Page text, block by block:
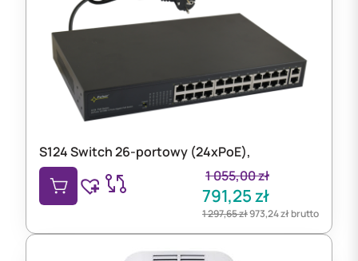
S124 Switch 26-portowy (24xPoE),
1 055,00zł
791,25zł
1 297,65zł973,24złbrutto